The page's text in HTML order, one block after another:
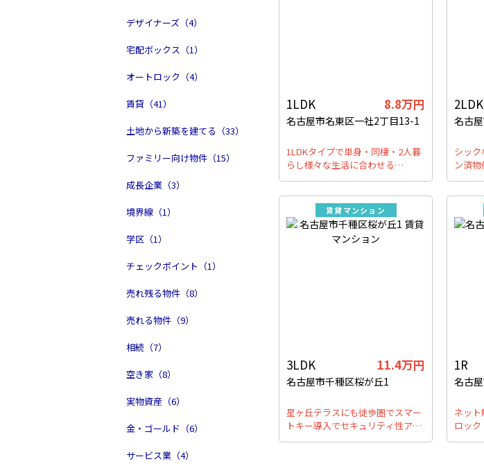
デザイナーズ（4）
宅配ボックス（1）
オートロック（4）
賃貸（41）
土地から新築を建てる（33）
ファミリー向け物件（15）
成長企業（3）
境界線（1）
学区（1）
チェックポイント（1）
売れ残る物件（8）
売れる物件（9）
相続（7）
空き家（8）
実物資産（6）
金・ゴールド（6）
サービス業（4）
1LDK 8.8万円
名古屋市名東区一社2丁目13-1
1LDKタイプで単身・同棲・2人暮
らし様々な生活に合わせる…
2LDK
名古
シッ
ン済物
賃貸マンション
3LDK 11.4万円
名古屋市千種区桜が丘1
星ヶ丘テラスにも徒歩圏でスマー
トキー導入でセキュリティ性ア…
1R
名古
ネッ
ロッ